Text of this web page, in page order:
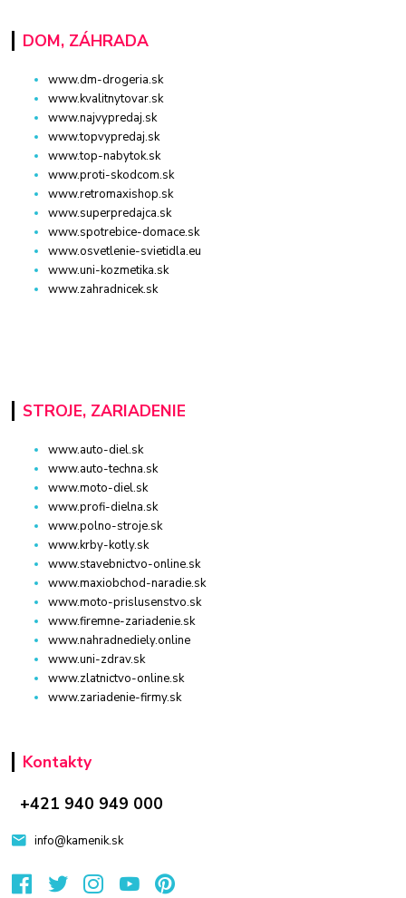
DOM, ZÁHRADA
www.dm-drogeria.sk
www.kvalitnytovar.sk
www.najvypredaj.sk
www.topvypredaj.sk
www.top-nabytok.sk
www.proti-skodcom.sk
www.retromaxishop.sk
www.superpredajca.sk
www.spotrebice-domace.sk
www.osvetlenie-svietidla.eu
www.uni-kozmetika.sk
www.zahradnicek.sk
STROJE, ZARIADENIE
www.auto-diel.sk
www.auto-techna.sk
www.moto-diel.sk
www.profi-dielna.sk
www.polno-stroje.sk
www.krby-kotly.sk
www.stavebnictvo-online.sk
www.maxiobchod-naradie.sk
www.moto-prislusenstvo.sk
www.firemne-zariadenie.sk
www.nahradnediely.online
www.uni-zdrav.sk
www.zlatnictvo-online.sk
www.zariadenie-firmy.sk
Kontakty
+421 940 949 000
info@kamenik.sk